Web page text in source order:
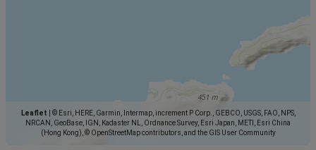
Leaflet
© Esri, HERE, Garmin, Intermap, increment P Corp., GEBCO, USGS, FAO, NPS,
NRCAN, GeoBase, IGN, Kadaster NL, Ordnance Survey, Esri Japan, METI, Esri China
(Hong Kong), © OpenStreetMap contributors, and the GIS User Community